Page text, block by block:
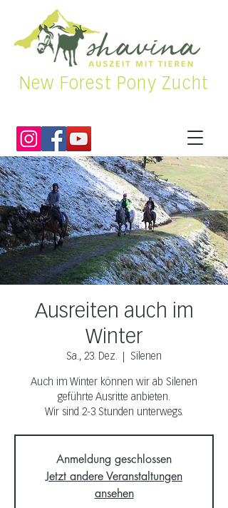
New Forest Pony Zucht
Ausreiten auch im
Winter
Sa., 23. Dez. Silenen
Auch im Winter können wir ab Silenen
geführte Ausritte anbieten.
Wir sind 2-3 Stunden unterwegs.
Anmeldung geschlossen
Jetzt andere Veranstaltungen
ansehen